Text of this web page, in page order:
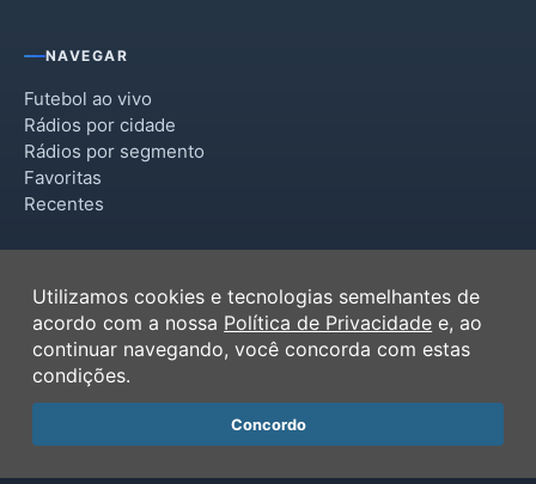
NAVEGAR
Futebol ao vivo
Rádios por cidade
Rádios por segmento
Favoritas
Recentes
Termos de Uso
Política de Privacidade
Ferramentas
Contato
Utilizamos cookies e tecnologias semelhantes de
acordo com a nossa Política de Privacidade e, ao
continuar navegando, você concorda com estas
condições.
Concordo